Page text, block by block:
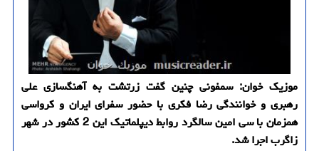
موزیک خوان: سمفونی چنین گفت زرتشت به آهنگسازی علی
رهبری و خوانندگی رضا فکری با حضور سفرای ایران و کرواسی
همزمان با سی امین سالگرد روابط دیپلماتیک این 2 کشور در شهر
زاگرب اجرا شد.